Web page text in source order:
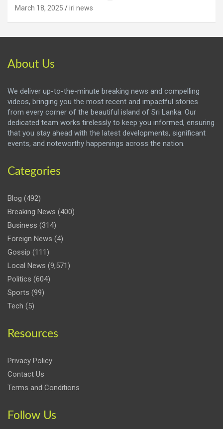
March 18, 2025 iri news
About Us
We deliver up-to-the-minute breaking news and compelling
videos, bringing you the most recent and impactful stories
from every corner of the beautiful island of Sri Lanka. Our
dedicated team works tirelessly to keep you informed, ensuring
that you stay ahead with the latest developments, significant
events, and noteworthy happenings across the nation.
Categories
Blog (492)
Breaking News (400)
Business (314)
Foreign News (4)
Gossip (111)
Local News (9,571)
Politics (604)
Sports (99)
Tech (5)
Resources
Privacy Policy
Contact Us
Terms and Conditions
Follow Us